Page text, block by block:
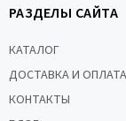
РАЗДЕЛЫ САЙТА
КАТАЛОГ
ДОСТАВКА И ОПЛАТА
КОНТАКТЫ